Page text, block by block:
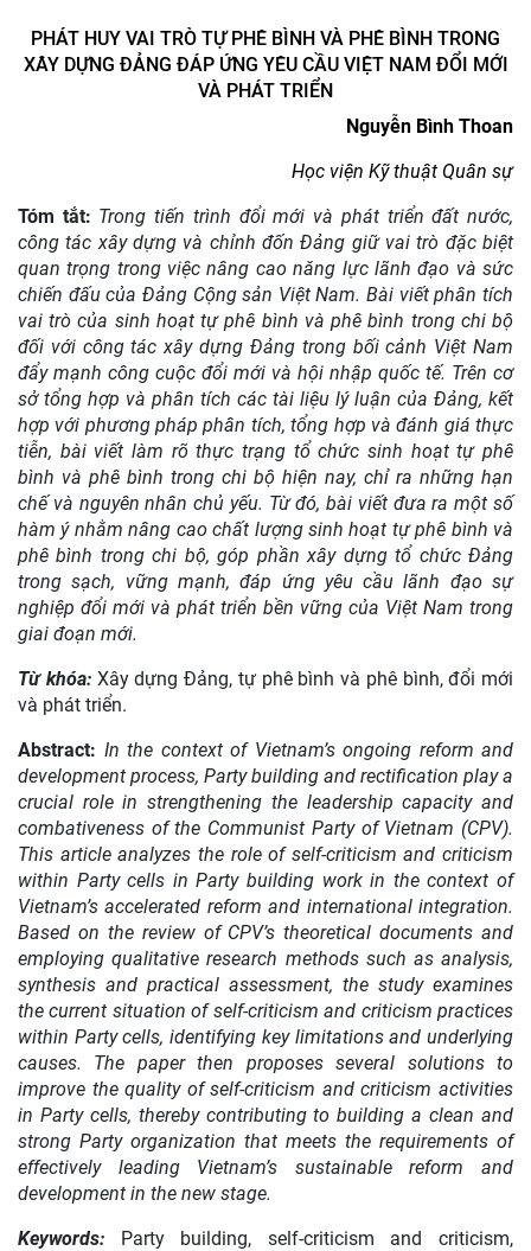
PHÁT HUY VAI TRÒ TỰ PHÊ BÌNH VÀ PHÊ BÌNH TRONG
XÂY DỰNG ĐẢNG ĐÁP ỨNG YÊU CẦU VIỆT NAM ĐỔI MỚI
VÀ PHÁT TRIỂN
Nguyễn Bình Thoan
Học viện Kỹ thuật Quân sự
Tóm tắt: Trong tiến trình đổi mới và phát triển đất nước,
công tác xây dựng và chỉnh đốn Đảng giữ vai trò đặc biệt
quan trọng trong việc nâng cao năng lực lãnh đạo và sức
chiến đấu của Đảng Cộng sản Việt Nam. Bài viết phân tích
vai trò của sinh hoạt tự phê bình và phê bình trong chi bộ
đối với công tác xây dựng Đảng trong bối cảnh Việt Nam
đẩy mạnh công cuộc đổi mới và hội nhập quốc tế. Trên cơ
sở tổng hợp và phân tích các tài liệu lý luận của Đảng, kết
hợp với phương pháp phân tích, tổng hợp và đánh giá thực
tiễn, bài viết làm rõ thực trạng tổ chức sinh hoạt tự phê
bình và phê bình trong chi bộ hiện nay, chỉ ra những hạn
chế và nguyên nhân chủ yếu. Từ đó, bài viết đưa ra một số
hàm ý nhằm nâng cao chất lượng sinh hoạt tự phê bình và
phê bình trong chi bộ, góp phần xây dựng tổ chức Đảng
trong sạch, vững mạnh, đáp ứng yêu cầu lãnh đạo sự
nghiệp đổi mới và phát triển bền vững của Việt Nam trong
giai đoạn mới.
Từ khóa:Xây dựng Đảng, tự phê bình và phê bình, đổi mới
và phát triển.
Abstract: In the context of Vietnam’s ongoing reform and
development process, Party building and rectification play a
crucial role in strengthening the leadership capacity and
combativeness of the Communist Party of Vietnam (CPV).
This article analyzes the role of self-criticism and criticism
within Party cells in Party building work in the context of
Vietnam’s accelerated reform and international integration.
Based on the review of CPV’s theoretical documents and
employing qualitative research methods such as analysis,
synthesis and practical assessment, the study examines
the current situation of self-criticism and criticism practices
within Party cells, identifying key limitations and underlying
causes. The paper then proposes several solutions to
improve the quality of self-criticism and criticism activities
in Party cells, thereby contributing to building a clean and
strong Party organization that meets the requirements of
effectively leading Vietnam’s sustainable reform and
development in the new stage.
Keywords:
Party building, self-criticism and criticism,